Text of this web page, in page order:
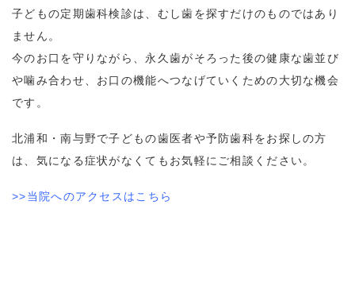
子どもの定期歯科検診は、むし歯を探すだけのものではあり
ません。
今のお口を守りながら、永久歯がそろった後の健康な歯並び
や噛み合わせ、お口の機能へつなげていくための大切な機会
です。
北浦和・南与野で子どもの歯医者や予防歯科をお探しの方
は、気になる症状がなくてもお気軽にご相談ください。
>>当院へのアクセスはこちら